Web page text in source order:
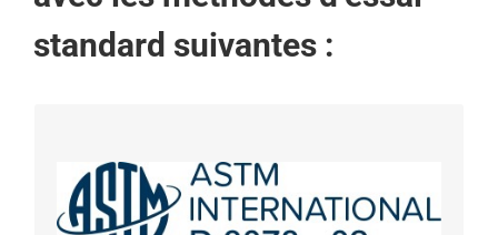
standard suivantes :
Méthode d’essai standard pour la détermination de
fuites dans les emballages flexibles par émission
de bulles.